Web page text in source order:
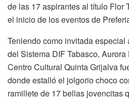
de las 17 aspirantes al título Flor
el inicio de los eventos de
Teniendo como invitada
del Sistema DIF Tabasco,
Centro Cultural Quinta Grijalva
donde estalló el jolgorio choco
ramillete de 17 bellas jovencitas